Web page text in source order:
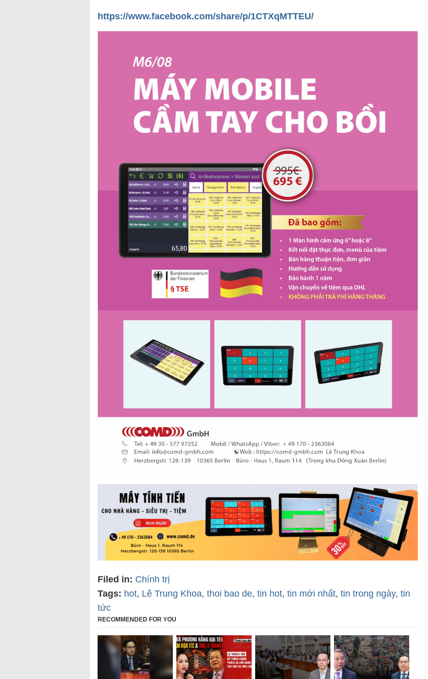
https://www.facebook.com/share/p/1CTXqMTTEU/
Filed in: Chính trị
Tags: hot, Lê Trung Khoa, thoi bao de, tin hot, tin mới nhất, tin trong ngày, tin
tức
RECOMMENDED FOR YOU